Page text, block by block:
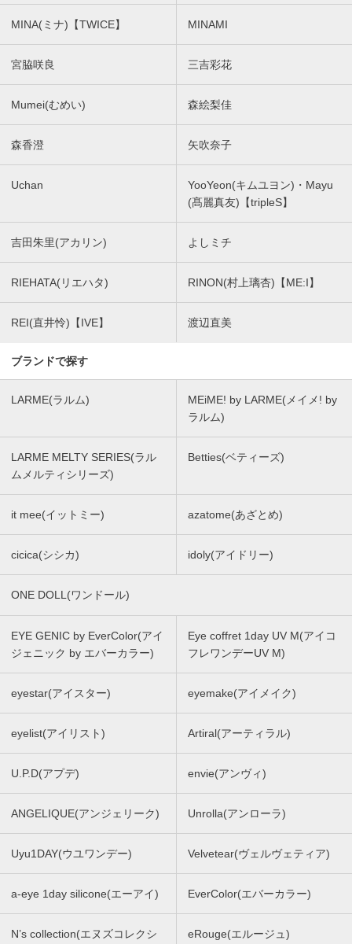
MINA(ミナ)【TWICE】 MINAMI
宮脇咲良 三吉彩花
Mumei(むめい) 森絵梨佳
森香澄 矢吹奈子
Uchan
YooYeon(キムユヨン)・Mayu
(髙麗真友)【tripleS】
吉田朱里(アカリン) よしミチ
RIEHATA(リエハタ) RINON(村上璃杏)【ME:I】
REI(直井怜)【IVE】 渡辺直美
ブランドで探す
LARME(ラルム)
MEiME! by LARME(メイメ! by
ラルム)
LARME MELTY SERIES(ラル
ムメルティシリーズ)
Betties(ベティーズ)
it mee(イットミー) azatome(あざとめ)
cicica(シシカ) idoly(アイドリー)
ONE DOLL(ワンドール)
EYE GENIC by EverColor(アイ
ジェニック by エバーカラー)
Eye coffret 1day UV M(アイコ
フレワンデーUV M)
eyestar(アイスター) eyemake(アイメイク)
eyelist(アイリスト) Artiral(アーティラル)
U.P.D(アプデ) envie(アンヴィ)
ANGELIQUE(アンジェリーク) Unrolla(アンローラ)
Uyu1DAY(ウユワンデー) Velvetear(ヴェルヴェティア)
a-eye 1day silicone(エーアイ) EverColor(エバーカラー)
N’s collection(エヌズコレクシ eRouge(エルージュ)